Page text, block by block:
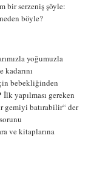
bir serzeniş şöyle:
böyle?
yoğumuzla
kadarını
bebekliğinden
İlk yapılması gereken
gemiyi batırabilir“ der
ve kitaplarına